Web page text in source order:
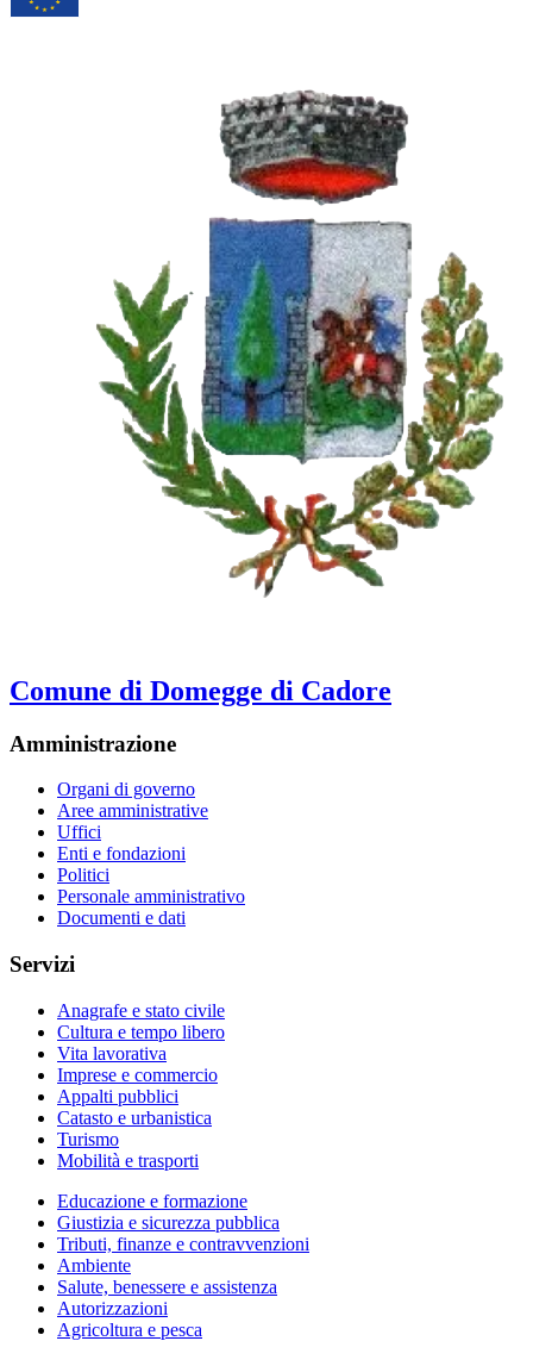
Comune di Domegge di Cadore
Amministrazione
Organi di governo
Aree amministrative
Uffici
Enti e fondazioni
Politici
Personale amministrativo
Documenti e dati
Servizi
Anagrafe e stato civile
Cultura e tempo libero
Vita lavorativa
Imprese e commercio
Appalti pubblici
Catasto e urbanistica
Turismo
Mobilità e trasporti
Educazione e formazione
Giustizia e sicurezza pubblica
Tributi, finanze e contravvenzioni
Ambiente
Salute, benessere e assistenza
Autorizzazioni
Agricoltura e pesca